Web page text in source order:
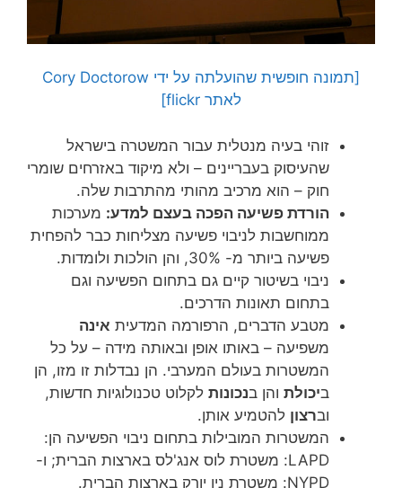
[תמונה חופשית שהועלתה על ידי Cory Doctorow
לאתר flickr]
זוהי בעיה מנטלית עבור המשטרה בישראל
שהעיסוק בעבריינים – ולא מיקוד באזרחים שומרי
חוק – הוא מרכיב מהותי מהתרבות שלה.
הורדת פשיעה הפכה בעצם למדע: מערכות
ממוחשבות לניבוי פשיעה מצליחות כבר להפחית
פשיעה ביותר מ- 30%, והן הולכות ולומדות.
ניבוי בשיטור קיים גם בתחום הפשיעה וגם
בתחום תאונות הדרכים.
מטבע הדברים, הרפורמה המדעית אינה
משפיעה – באותו אופן ובאותה מידה – על כל
המשטרות בעולם המערבי. הן נבדלות זו מזו, הן
ביכולת והן בנכונות לקלוט טכנולוגיות חדשות,
וברצון להטמיע אותן.
המשטרות המובילות בתחום ניבוי הפשיעה הן:
LAPD: משטרת לוס אנג'לס בארצות הברית; ו-
NYPD: משטרת ניו יורק בארצות הברית.